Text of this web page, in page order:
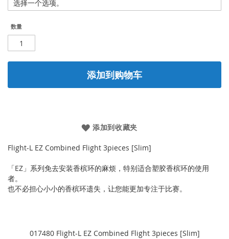
数量
添加到购物车
添加到收藏夹
Flight-L EZ Combined Flight 3pieces [Slim]
「EZ」系列免去安装香槟环的麻烦，特别适合塑胶香槟环的使用
者。
也不必担心小小的香槟环遗失，让您能更加专注于比赛。
017480 Flight-L EZ Combined Flight 3pieces [Slim]